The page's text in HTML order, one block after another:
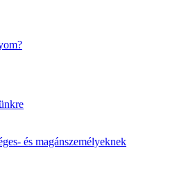
és magánszemélyeknek